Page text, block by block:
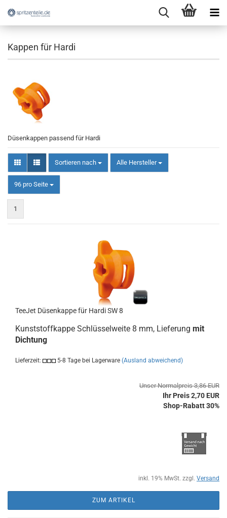
Kappen für Hardi
Düsenkappen passend für Hardi
Sortieren nach
Sortieren nach Alle Hersteller
96 pro Seite
pro Seite
1
TeeJet Düsenkappe für Hardi SW 8
Kunststoffkappe Schlüsselweite 8 mm, Lieferung mit
Dichtung
Lieferzeit: 5-8 Tage bei Lagerware (Ausland abweichend)
Unser Normalpreis 3,86 EUR
Ihr Preis 2,70 EUR
Shop-Rabatt 30%
inkl. 19% MwSt. zzgl. Versand
ZUM ARTIKEL